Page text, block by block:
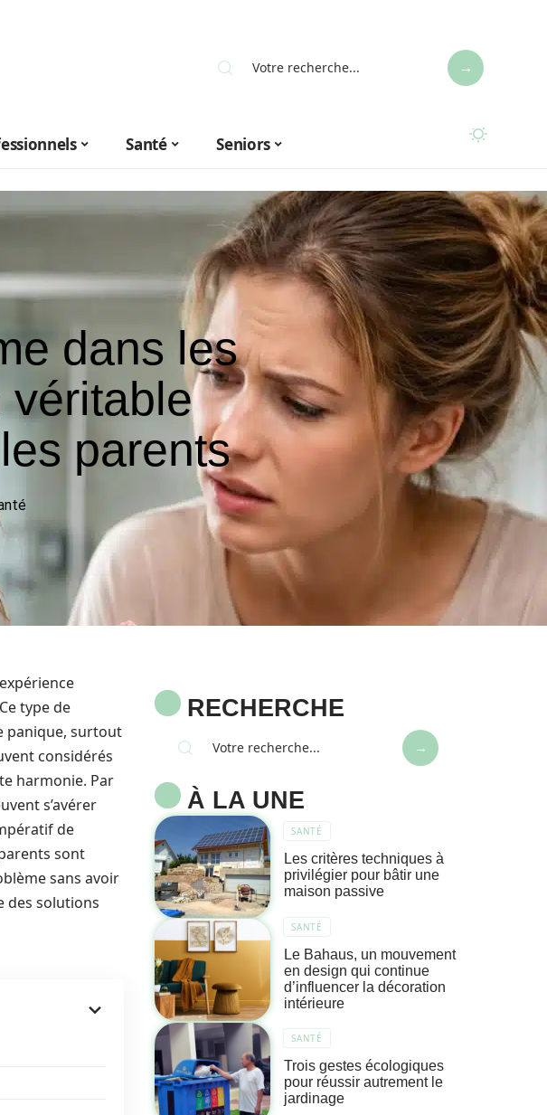
Santé Seniors
dans les
véritable
parents
type de
panique, surtout
considérés
harmonie. Par
s’avérer
de
sont
sans avoir
des solutions
RECHERCHE
À LA UNE
SANTÉ
Les critères techniques à
privilégier pour bâtir une
maison passive
SANTÉ
Le Bahaus, un mouvement
en design qui continue
d’influencer la décoration
intérieure
SANTÉ
Trois gestes écologiques
pour réussir autrement le
jardinage